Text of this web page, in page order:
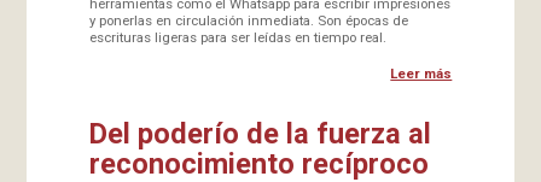
y ponerlas en circulación inmediata. Son épocas de
escrituras ligeras para ser leídas en tiempo real.
Leer más
Del poderío de la fuerza al
reconocimiento recíproco